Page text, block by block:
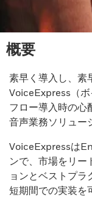
概要
素早く導入し、素
VoiceExpress（
フロー導入時の心
音声業務ソリュー
VoiceExpressは
ンで、市場をリー
ョンとベストプ
短期間での実装を